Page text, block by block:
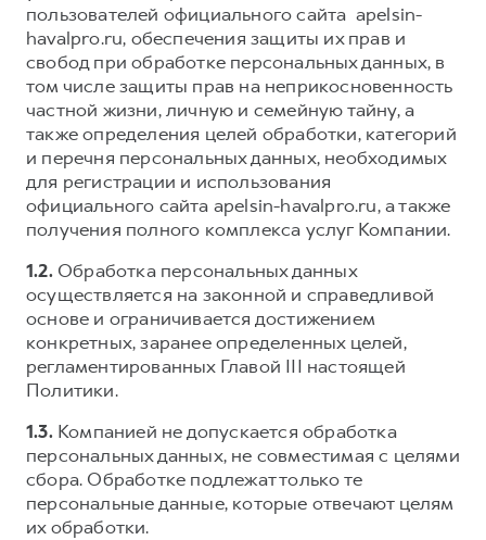
Сервис для корпоративных клиентов
HAVAL Лизинг
АКСЕССУАРЫ HAVAL
Автомобильные аксессуары
Коллекция PRO
Коллекция Базовая
Коллекция Детская
АКСЕССУАРЫ HAVAL
Автомобильные аксессуары
Коллекция PRO
Коллекция Базовая
Коллекция Детская
пользователей официального сайта apelsin-
havalpro.ru, обеспечения защиты их прав и
свобод при обработке персональных данных, в
том числе защиты прав на неприкосновенность
частной жизни, личную и семейную тайну, а
также определения целей обработки, категорий
и перечня персональных данных, необходимых
для регистрации и использования
официального сайта apelsin-havalpro.ru, а также
получения полного комплекса услуг Компании.
1.2.Обработка персональных данных
осуществляется на законной и справедливой
основе и ограничивается достижением
конкретных, заранее определенных целей,
регламентированных Главой III настоящей
Политики.
1.3.Компанией не допускается обработка
персональных данных, не совместимая с целями
сбора. Обработке подлежат только те
персональные данные, которые отвечают целям
их обработки.